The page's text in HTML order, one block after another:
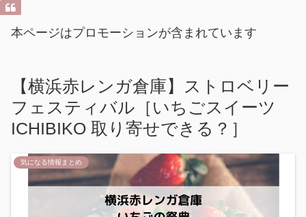
本ページはプロモーションが含まれています
【横浜赤レンガ倉庫】ストロベリー
フェスティバル［いちごスイーツ
ICHIBIKO 取り寄せできる？］
気になる情報まとめ